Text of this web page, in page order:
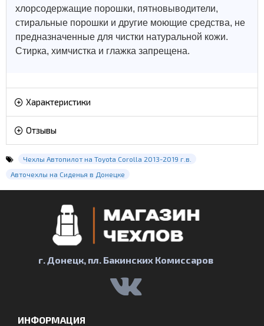
хлорсодержащие порошки, пятновыводители,
стиральные порошки и другие моющие средства, не
предназначенные для чистки натуральной кожи.
Стирка, химчистка и глажка запрещена.
Характеристики
Отзывы
Чехлы Автопилот на Toyota Corolla 2013-2019 г.в.
Авточехлы на Сиденья в Донецке
г. Донецк, пл. Бакинских Комиссаров
ИНФОРМАЦИЯ